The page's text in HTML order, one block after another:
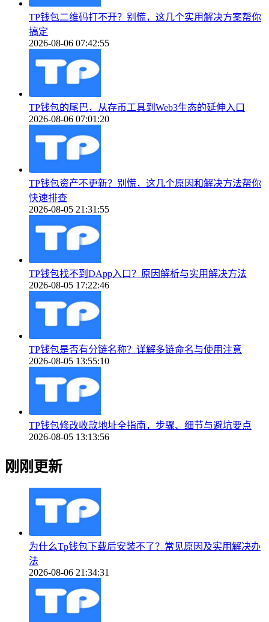
TP钱包二维码打不开？别慌，这几个实用解决方案帮你
搞定
2026-08-06 07:42:55
TP钱包的尾巴，从存币工具到Web3生态的延伸入口
2026-08-06 07:01:20
TP钱包资产不更新？别慌，这几个原因和解决方法帮你
快速排查
2026-08-05 21:31:55
TP钱包找不到DApp入口？原因解析与实用解决方法
2026-08-05 17:22:46
TP钱包是否有分链名称？详解多链命名与使用注意
2026-08-05 13:55:10
TP钱包修改收款地址全指南，步骤、细节与避坑要点
2026-08-05 13:13:56
刚刚更新
为什么Tp钱包下载后安装不了？常见原因及实用解决办
法
2026-08-06 21:34:31